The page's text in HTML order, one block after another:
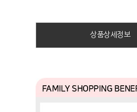
상품상세정보